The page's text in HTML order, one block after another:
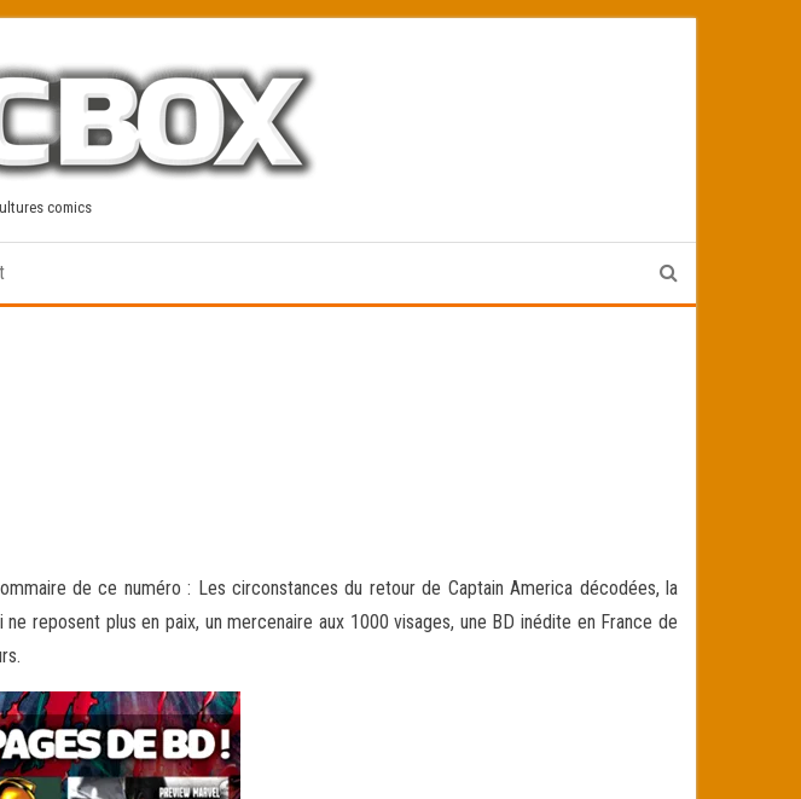
comics
de ce numéro : Les circonstances du retour de Captain America décodées, la
ne reposent plus en paix, un mercenaire aux 1000 visages, une BD inédite en France de